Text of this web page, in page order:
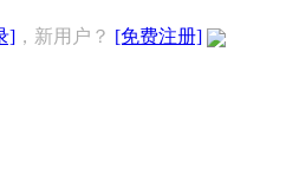
] ，新用户？ [免费注册]